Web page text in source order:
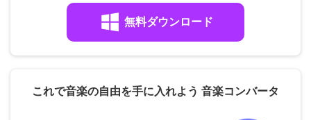
無料ダウンロード
これで音楽の自由を手に入れよう 音楽コンバータ